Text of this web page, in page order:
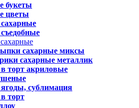
букеты
цветы
сахарные миксы
сахарные металлик
торт акриловые
сублимация
торт